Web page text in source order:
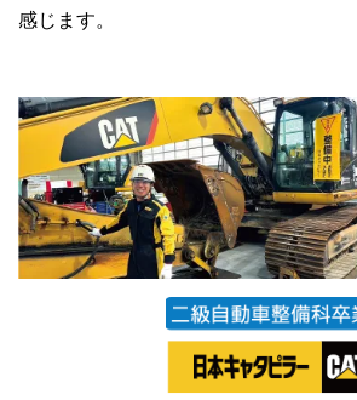
感じます。